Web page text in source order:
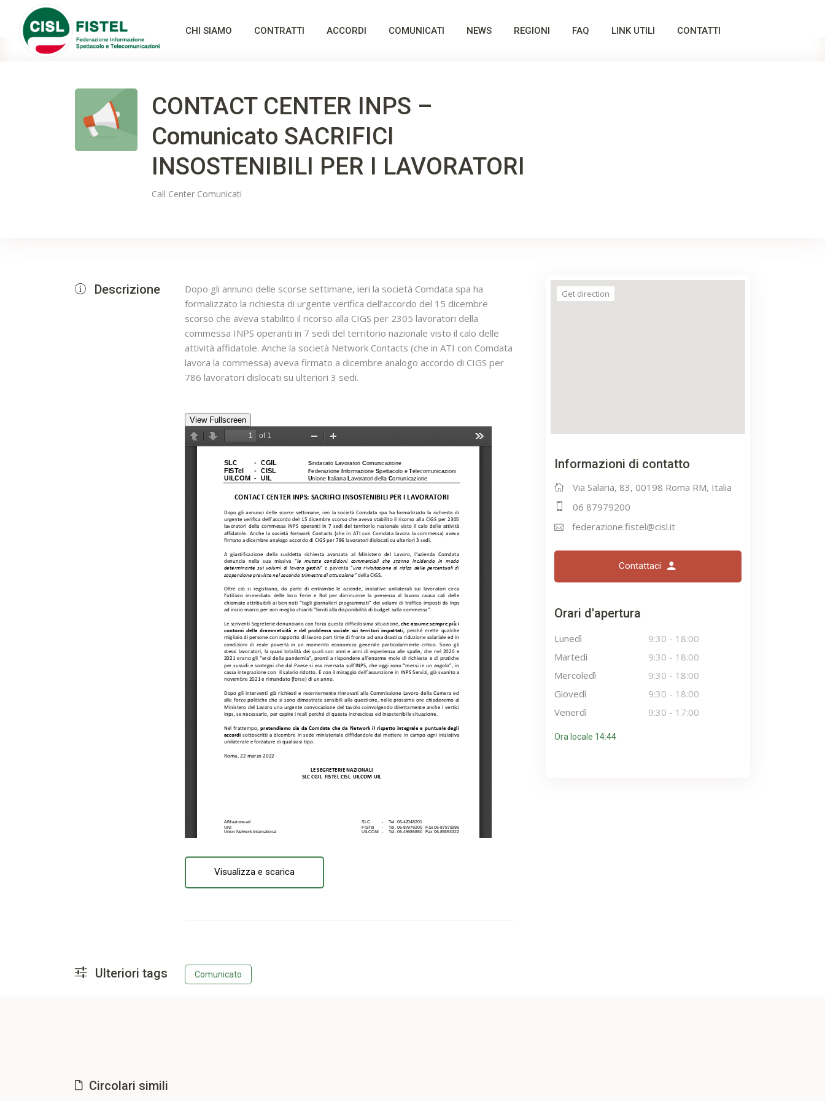
CHI SIAMO CONTRATTI ACCORDI COMUNICATI NEWS REGIONI FAQ LINK UTILI CONTATTI
CONTACT CENTER INPS –
Comunicato SACRIFICI
INSOSTENIBILI PER I LAVORATORI
Call Center Comunicati
Descrizione
Dopo gli annunci delle scorse settimane, ieri la società Comdata spa ha
formalizzato la richiesta di urgente verifica dell’accordo del 15 dicembre
scorso che aveva stabilito il ricorso alla CIGS per 2305 lavoratori della
commessa INPS operanti in 7 sedi del territorio nazionale visto il calo delle
attività affidatole. Anche la società Network Contacts (che in ATI con Comdata
lavora la commessa) aveva firmato a dicembre analogo accordo di CIGS per
786 lavoratori dislocati su ulteriori 3 sedi.
View Fullscreen
Visualizza e scarica
Ulteriori tags Comunicato
Get direction
Informazioni di contatto
Via Salaria, 83, 00198 Roma RM, Italia
06 87979200
federazione.fistel@cisl.it
Contattaci
Orari d'apertura
Lunedì 9:30 - 18:00
Martedì
9:30 - 18:00
Mercoledì
9:30 - 18:00
Giovedì
9:30 - 18:00
Venerdì
9:30 - 17:00
Ora locale 14:44
Circolari simili